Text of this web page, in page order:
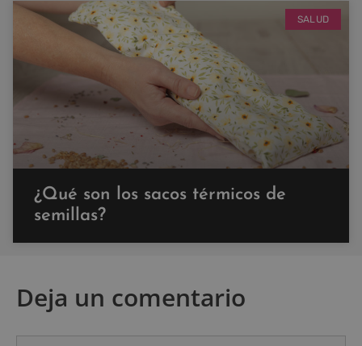
SALUD
¿Qué son los sacos térmicos de
semillas?
Deja un comentario